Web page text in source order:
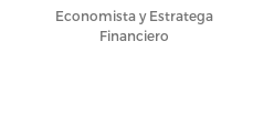
Economista y Estratega
Financiero